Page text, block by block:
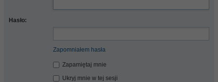
Hasło:
Zapomniałem hasła
Zapamiętaj mnie
Ukryj mnie w tej sesji